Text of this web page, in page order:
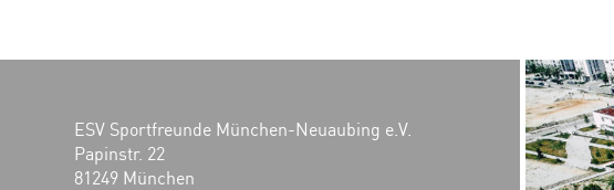
ESV Sportfreunde München-Neuaubing e.V.
Papinstr. 22
81249 München